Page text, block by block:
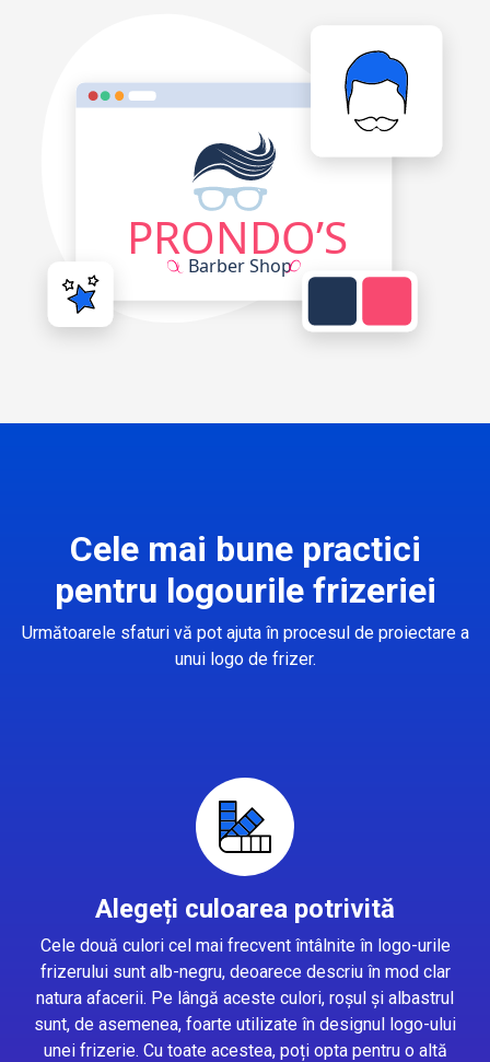
Cele mai bune practici
pentru logourile frizeriei
Următoarele sfaturi vă pot ajuta în procesul de proiectare a
unui logo de frizer.
Alegeți culoarea potrivită
Cele două culori cel mai frecvent întâlnite în logo-urile
frizerului sunt alb-negru, deoarece descriu în mod clar
natura afacerii. Pe lângă aceste culori, roșul și albastrul
sunt, de asemenea, foarte utilizate în designul logo-ului
unei frizerie. Cu toate acestea, poți opta pentru o altă